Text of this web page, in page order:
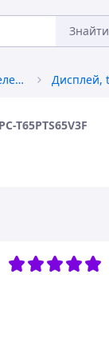
Знайти
Комплектуючі для мобільних телефонів
T65PTS65V3F